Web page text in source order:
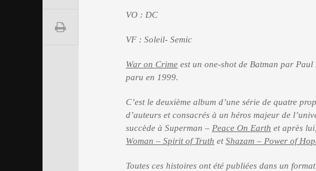
VO : DC
VF : Soleil- Semic
War on Crime est un one-shot de Batman par Paul
paru en 1999.
C’est le deuxième album d’une série de quatre
d’auteurs et consacrés à un héros majeur de
succède à Superman – Peace On Earth et après
Woman – Spirit of Truth etShazam – Power of
Toutes ces histoires ont été publiées dans un